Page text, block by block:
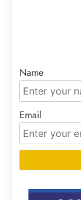
Name
Email